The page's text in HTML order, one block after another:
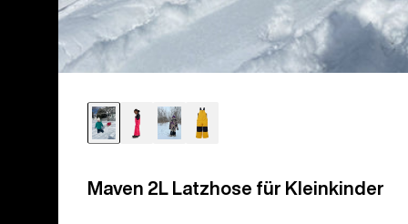
Maven 2L Latzhose für Kleinkinder